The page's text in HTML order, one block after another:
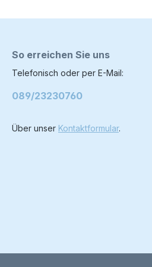
So erreichen Sie uns
Telefonisch oder per E-Mail:
089/23230760
Über unser Kontaktformular.